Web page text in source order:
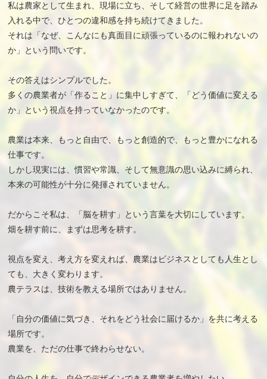
私は農家として生まれ、現場に立ち、そして経営の世界に足を踏み
入れる中で、ひとつの違和感を持ち続けてきました。
それは「なぜ、こんなにも真面目に頑張っているのに報われないの
か」という問いです。
その答えはシンプルでした。
多くの農業者が「作ること」に集中しすぎて、「どう価値に変える
か」という視点を持っていなかったのです。
農業は本来、もっと自由で、もっと創造的で、もっと豊かになれる
仕事です。
しかし現実には、慣習や常識、そして無意識の思い込みに縛られ、
本来の可能性が十分に発揮されていません。
だからこそ私は、「脳を耕す」という言葉を大切にしています。
畑を耕す前に、まずは思考を耕す。
視点を変え、考え方を変えれば、農業はビジネスとしても人生とし
ても、大きく変わります。
農テラスは、技術を教える場所ではありません。
「自分の価値に気づき、それをどう社会に届けるか」を共に考える
場所です。
農業を、ただの仕事で終わらせない。